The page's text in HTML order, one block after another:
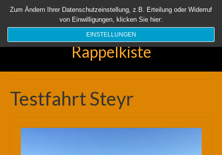
Startseite Aktuell Über uns Unsere Rappelkiste Länder
Suchen
Rappelkiste
Testfahrt Steyr
Zum Ändern Ihrer Datenschutzeinstellung, z.B. Erteilung oder Widerruf
von Einwilligungen, klicken Sie hier:
EINSTELLUNGEN